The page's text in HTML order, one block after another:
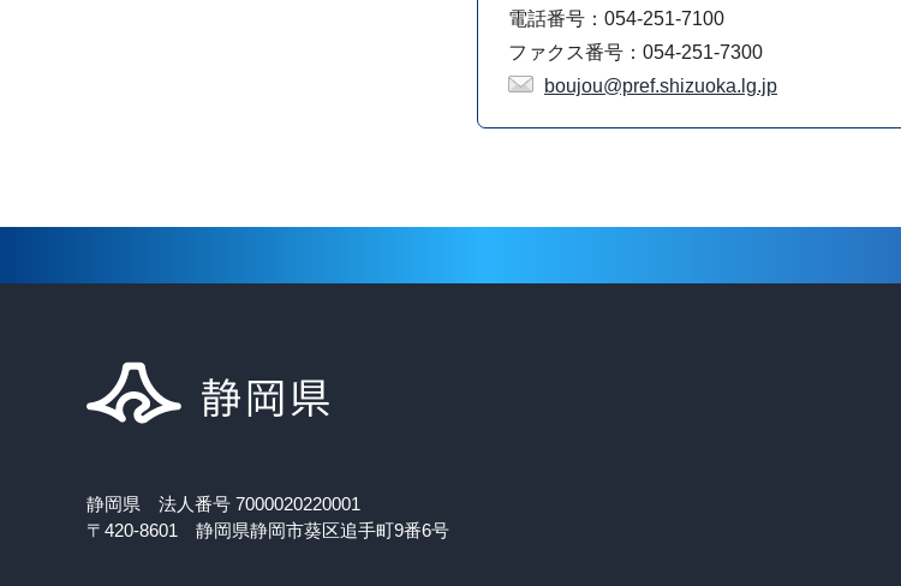
電話番号：054-251-7100
ファクス番号：054-251-7300
boujou@pref.shizuoka.lg.jp
静岡県 法人番号 7000020220001
〒420-8601 静岡県静岡市葵区追手町9番6号